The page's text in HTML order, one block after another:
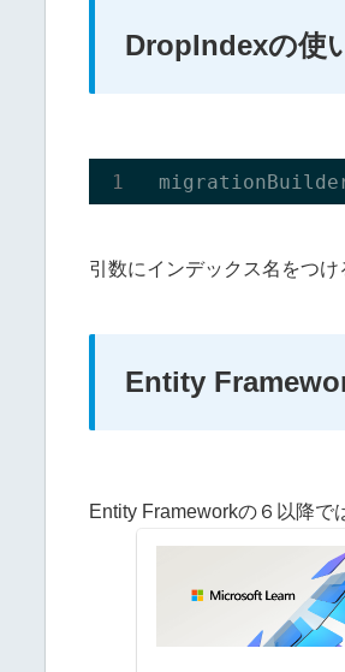
DropIndexの使
引数にインデックス名をつけ
Entity
Entity Frameworkの６以降で